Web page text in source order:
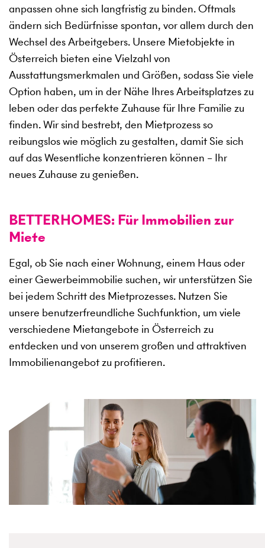
anpassen ohne sich langfristig zu binden. Oftmals
ändern sich Bedürfnisse spontan, vor allem durch den
Wechsel des Arbeitgebers. Unsere Mietobjekte in
Österreich bieten eine Vielzahl von
Ausstattungsmerkmalen und Größen, sodass Sie viele
Option haben, um in der Nähe Ihres Arbeitsplatzes zu
leben oder das perfekte Zuhause für Ihre Familie zu
finden. Wir sind bestrebt, den Mietprozess so
reibungslos wie möglich zu gestalten, damit Sie sich
auf das Wesentliche konzentrieren können – Ihr
neues Zuhause zu genießen.
BETTERHOMES: Für Immobilien zur
Miete
Egal, ob Sie nach einer Wohnung, einem Haus oder
einer Gewerbeimmobilie suchen, wir unterstützen Sie
bei jedem Schritt des Mietprozesses. Nutzen Sie
unsere benutzerfreundliche Suchfunktion, um viele
verschiedene Mietangebote in Österreich zu
entdecken und von unserem großen und attraktiven
Immobilienangebot zu profitieren.